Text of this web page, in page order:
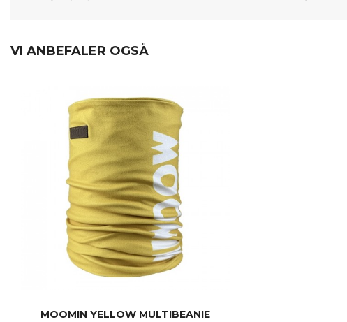
VI ANBEFALER OGSÅ
MOOMIN YELLOW MULTIBEANIE